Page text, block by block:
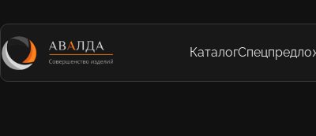
Каталог